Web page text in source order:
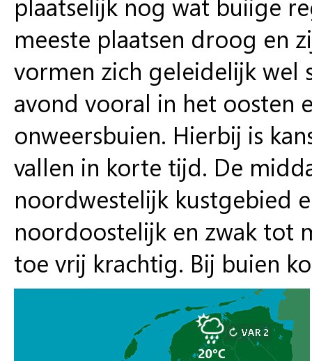
meeste plaatsen droog en
vormen zich geleidelijk wel
avond vooral in het oosten
onweersbuien. Hierbij is
vallen in korte tijd. De
noordwestelijk kustgebied
noordoostelijk en zwak tot
toe vrij krachtig. Bij buien